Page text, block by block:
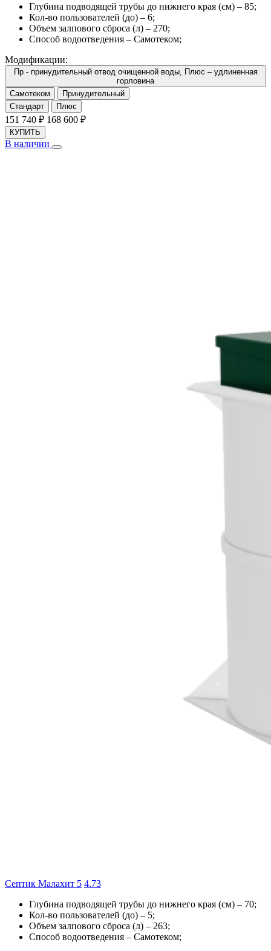
Глубина подводящей трубы до нижнего края (см) – 85;
Кол-во пользователей (до) – 6;
Объем залпового сброса (л) – 270;
Способ водоотведения – Самотеком;
Модификации:
Пр - принудительный отвод очищенной воды, Плюс – удлиненная
горловина
Самотеком
Принудительный
Стандарт
Плюс
151 740 ₽ 168 600 ₽
КУПИТЬ
В наличии
Септик Малахит 5 4.73
Глубина подводящей трубы до нижнего края (см) – 70;
Кол-во пользователей (до) – 5;
Объем залпового сброса (л) – 263;
Способ водоотведения – Самотеком;